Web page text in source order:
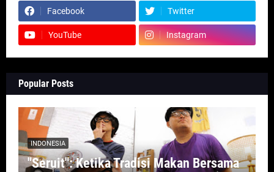
Facebook Twitter
YouTube Instagram
Popular Posts
INDONESIA
"Seruit": Ketika Tradisi Makan Bersama